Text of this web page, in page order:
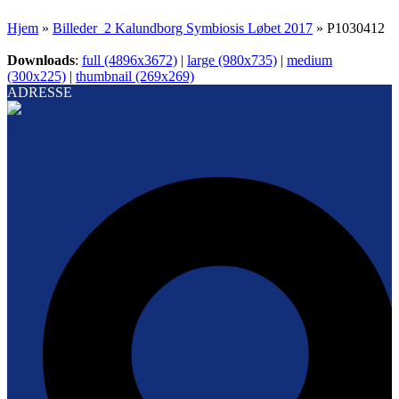
Hjem » Billeder_2 Kalundborg Symbiosis Løbet 2017 » P1030412
Downloads: full (4896x3672) | large (980x735) | medium
(300x225) | thumbnail (269x269)
ADRESSE